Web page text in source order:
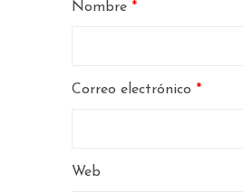
Nombre *
Correo electrónico *
Web